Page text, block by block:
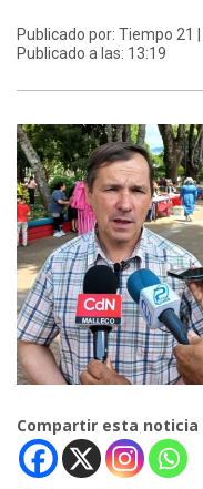
Publicado por: Tiempo 21 |
Publicado a las: 13:19
Compartir esta noticia